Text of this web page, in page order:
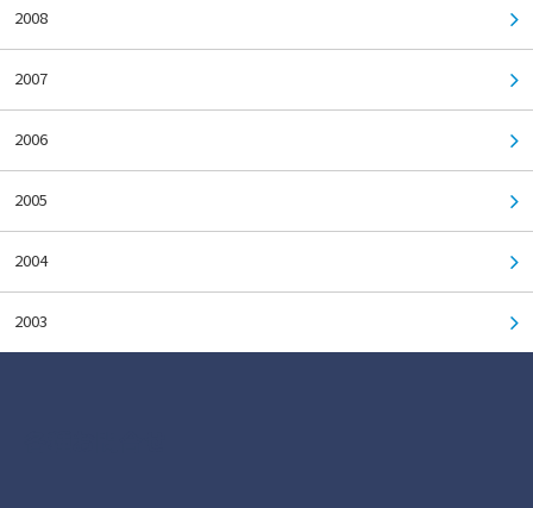
2008
2007
2006
2005
2004
2003